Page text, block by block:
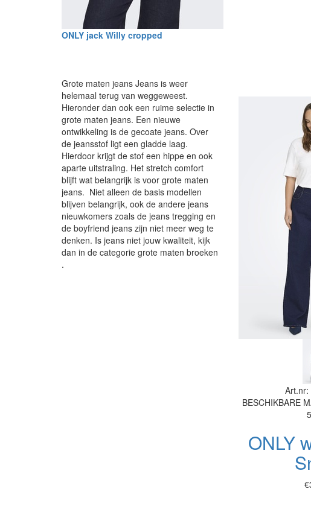
ONLY jack Willy cropped
Grote maten jeans Jeans is weer
helemaal terug van weggeweest.
Hieronder dan ook een ruime selectie in
grote maten jeans. Een nieuwe
ontwikkeling is de gecoate jeans. Over
de jeansstof ligt een gladde laag.
Hierdoor krijgt de stof een hippe en ook
aparte uitstraling. Het stretch comfort
blijft wat belangrijk is voor grote maten
jeans. Niet alleen de basis modellen
blijven belangrijk, ook de andere jeans
nieuwkomers zoals de jeans tregging en
de boyfriend jeans zijn niet meer weg te
denken. Is jeans niet jouw kwaliteit, kijk
dan in de categorie grote maten broeken
.
Art.nr:
BESCHIKBARE
ONLY